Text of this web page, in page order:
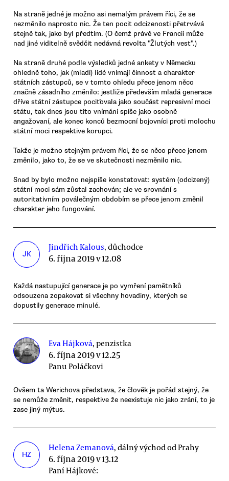
Na straně jedné je možno asi nemalým právem říci, že se
nezměnilo naprosto nic. Že ten pocit odcizenosti přetrvává
stejně tak, jako byl předtím. (O čemž právě ve Francii může
nad jiné viditelně svědčit nedávná revolta "Žlutých vest".)
Na straně druhé podle výsledků jedné ankety v Německu
ohledně toho, jak (mladí) lidé vnímají činnost a charakter
státních zástupců, se v tomto ohledu přece jenom něco
značně zásadního změnilo: jestliže především mladá generace
dříve státní zástupce pociťovala jako součást represivní moci
státu, tak dnes jsou tito vnímáni spíše jako osobně
angažovaní, ale konec konců bezmocní bojovníci proti molochu
státní moci respektive korupci.
Takže je možno stejným právem říci, že se něco přece jenom
změnilo, jako to, že se ve skutečnosti nezměnilo nic.
Snad by bylo možno nejspíše konstatovat: systém (odcizený)
státní moci sám zůstal zachován; ale ve srovnání s
autoritativním poválečným obdobím se přece jenom změnil
charakter jeho fungování.
JK
Jindřich Kalous, důchodce
6. října 2019 v 12.08
Každá nastupující generace je po vymření pamětníků
odsouzena zopakovat si všechny hovadiny, kterých se
dopustily generace minulé.
Eva Hájková, penzistka
6. října 2019 v 12.25
Panu Poláčkovi
Ovšem ta Werichova představa, že člověk je pořád stejný, že
se nemůže změnit, respektive že neexistuje nic jako zrání, to je
zase jiný mýtus.
HZ
Helena Zemanová, dálný východ od Prahy
6. října 2019 v 13.12
Paní Hájkové: